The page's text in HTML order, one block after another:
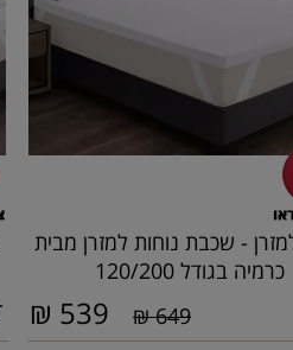
- שכבת נוחות למזרן מבית
כרמיה בגודל 120/200
649 ₪
539
₪